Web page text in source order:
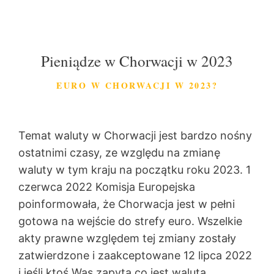
Pieniądze w Chorwacji w 2023
EURO W CHORWACJI W 2023?
Temat waluty w Chorwacji jest bardzo nośny
ostatnimi czasy, ze względu na zmianę
waluty w tym kraju na początku roku 2023. 1
czerwca 2022 Komisja Europejska
poinformowała, że Chorwacja jest w pełni
gotowa na wejście do strefy euro. Wszelkie
akty prawne względem tej zmiany zostały
zatwierdzone i zaakceptowane 12 lipca 2022